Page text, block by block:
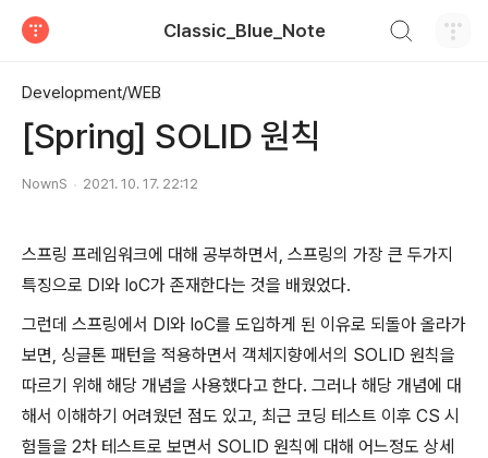
Classic_Blue_Note
Development/WEB
[Spring] SOLID 원칙
NownS 2021. 10. 17. 22:12
스프링 프레임워크에 대해 공부하면서, 스프링의 가장 큰 두가지
특징으로 DI와 IoC가 존재한다는 것을 배웠었다.
그런데 스프링에서 DI와 IoC를 도입하게 된 이유로 되돌아 올라가
보면, 싱글톤 패턴을 적용하면서 객체지향에서의 SOLID 원칙을
따르기 위해 해당 개념을 사용했다고 한다. 그러나 해당 개념에 대
해서 이해하기 어려웠던 점도 있고, 최근 코딩 테스트 이후 CS 시
험들을 2차 테스트로 보면서 SOLID 원칙에 대해 어느정도 상세